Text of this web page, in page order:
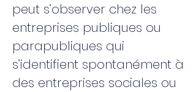
peut s’observer chez les
entreprises publiques ou
parapubliques qui
s’identifient spontanément à
des entreprises sociales ou